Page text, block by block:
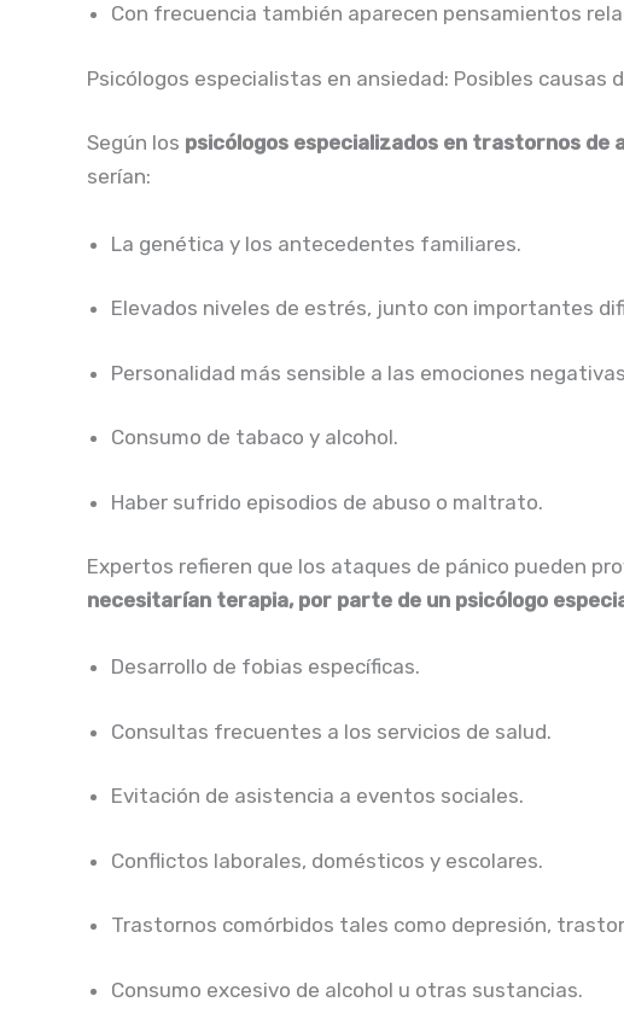
Con frecuencia también aparecen pensamientos
Psicólogos especialistas en ansiedad: Posibles causas
Según los psicólogos especializados en trastornos de
serían:
La genética y los antecedentes familiares.
Elevados niveles de estrés, junto con importantes
Personalidad más sensible a las emociones
Consumo de tabaco y alcohol.
Haber sufrido episodios de abuso o maltrato.
Expertos refieren que los ataques de pánico pueden
necesitarían terapia, por parte de un psicólogo
Desarrollo de fobias específicas.
Consultas frecuentes a los servicios de salud.
Evitación de asistencia a eventos sociales.
Conflictos laborales, domésticos y escolares.
Trastornos comórbidos tales como depresión,
Consumo excesivo de alcohol u otras sustancias.